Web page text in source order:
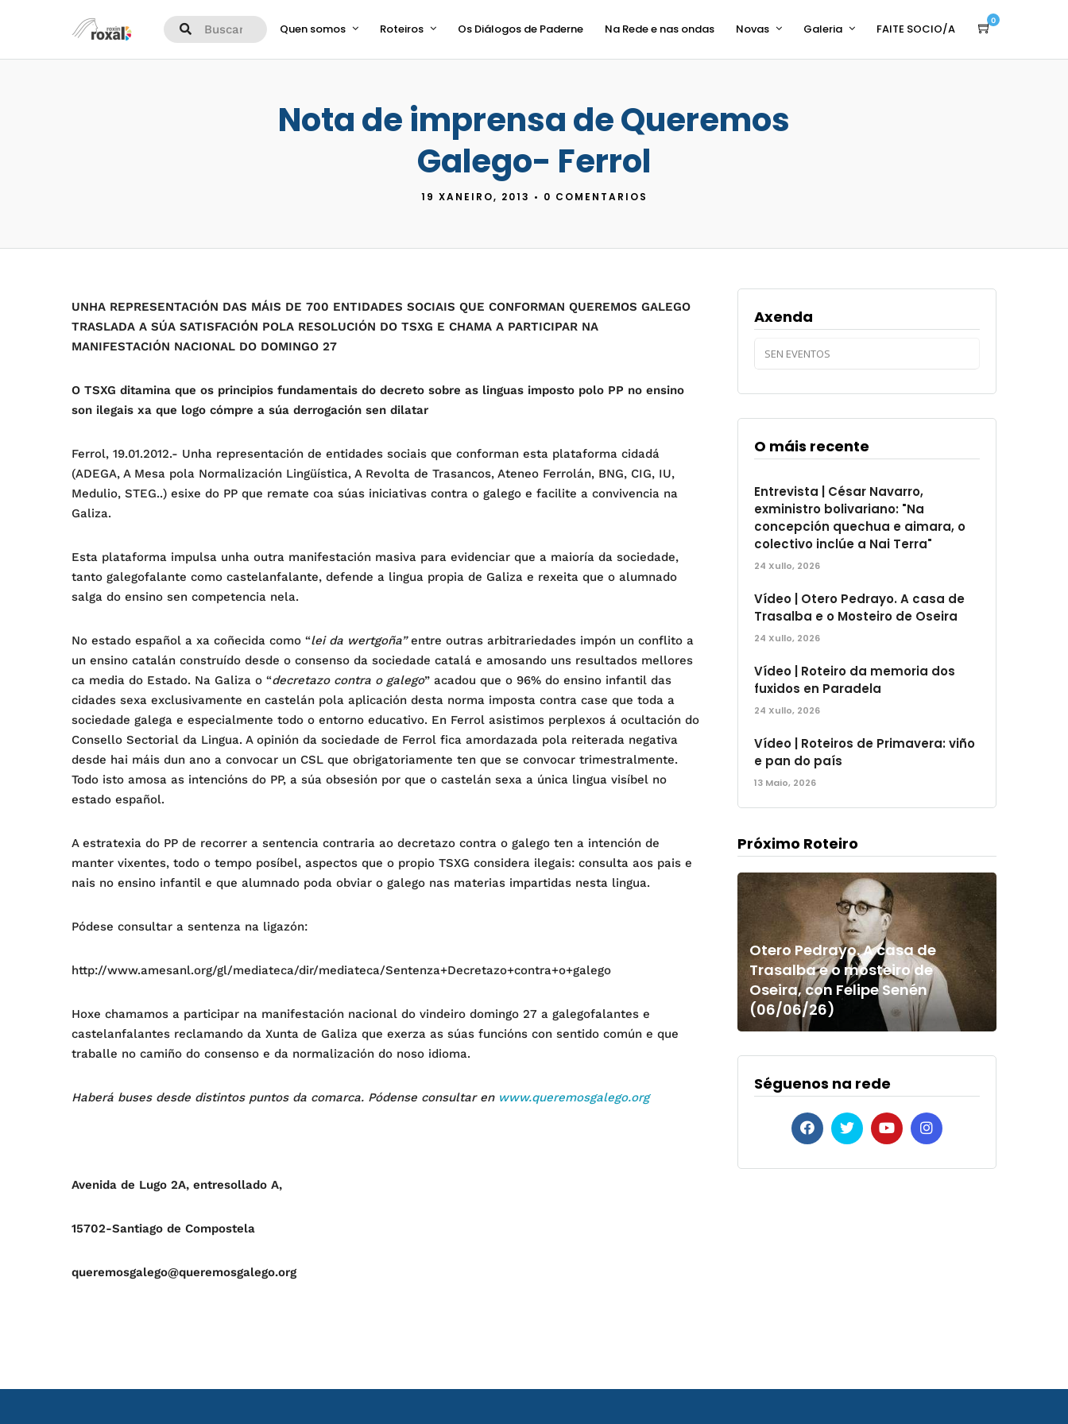
Quen somos Roteiros Os Diálogos de Paderne Na Rede e nas ondas Novas Galeria FAITE SOCIO/A
0
Nota de imprensa de Queremos
Galego- Ferrol
19 XANEIRO, 2013 • 0 COMENTARIOS
UNHA REPRESENTACIÓN DAS MÁIS DE 700 ENTIDADES SOCIAIS QUE CONFORMAN QUEREMOS GALEGO
TRASLADA A SÚA SATISFACIÓN POLA RESOLUCIÓN DO TSXG E CHAMA A PARTICIPAR NA
MANIFESTACIÓN NACIONAL DO DOMINGO 27
O TSXG ditamina que os principios fundamentais do decreto sobre as linguas imposto polo PP no ensino
son ilegais xa que logo cómpre a súa derrogación sen dilatar
Ferrol, 19.01.2012.- Unha representación de entidades sociais que conforman esta plataforma cidadá
(ADEGA, A Mesa pola Normalización Lingüística, A Revolta de Trasancos, Ateneo Ferrolán, BNG, CIG, IU,
Medulio, STEG..) esixe do PP que remate coa súas iniciativas contra o galego e facilite a convivencia na
Galiza.
Esta plataforma impulsa unha outra manifestación masiva para evidenciar que a maioría da sociedade,
tanto galegofalante como castelanfalante, defende a lingua propia de Galiza e rexeita que o alumnado
salga do ensino sen competencia nela.
No estado español a xa coñecida como “lei da wertgoña”entre outras arbitrariedades impón un conflito a
un ensino catalán construído desde o consenso da sociedade catalá e amosando uns resultados mellores
ca media do Estado. Na Galiza o “decretazo contra o galego” acadou que o 96% do ensino infantil das
cidades sexa exclusivamente en castelán pola aplicación desta norma imposta contra case que toda a
sociedade galega e especialmente todo o entorno educativo. En Ferrol asistimos perplexos á ocultación do
Consello Sectorial da Lingua. A opinión da sociedade de Ferrol fica amordazada pola reiterada negativa
desde hai máis dun ano a convocar un CSL que obrigatoriamente ten que se convocar trimestralmente.
Todo isto amosa as intencións do PP, a súa obsesión por que o castelán sexa a única lingua visíbel no
estado español.
A estratexia do PP de recorrer a sentencia contraria ao decretazo contra o galego ten a intención de
manter vixentes, todo o tempo posíbel, aspectos que o propio TSXG considera ilegais: consulta aos pais e
nais no ensino infantil e que alumnado poda obviar o galego nas materias impartidas nesta lingua.
Pódese consultar a sentenza na ligazón:
http://www.amesanl.org/gl/mediateca/dir/mediateca/Sentenza+Decretazo+contra+o+galego
Hoxe chamamos a participar na manifestación nacional do vindeiro domingo 27 a galegofalantes e
castelanfalantes reclamando da Xunta de Galiza que exerza as súas funcións con sentido común e que
traballe no camiño do consenso e da normalización do noso idioma.
Haberá buses desde distintos puntos da comarca. Pódense consultar en www.queremosgalego.org
Avenida de Lugo 2A, entresollado A,
15702-Santiago de Compostela
queremosgalego@queremosgalego.org
Axenda
SEN EVENTOS
O máis recente
Entrevista | César Navarro,
exministro bolivariano: "Na
concepción quechua e aimara, o
colectivo inclúe a Nai Terra"
24 Xullo, 2026
Vídeo | Otero Pedrayo. A casa de
Trasalba e o Mosteiro de Oseira
24 Xullo, 2026
Vídeo | Roteiro da memoria dos
fuxidos en Paradela
24 Xullo, 2026
Vídeo | Roteiros de Primavera: viño
e pan do país
13 Maio, 2026
Próximo Roteiro
Otero Pedrayo. A casa de
Trasalba e o mosteiro de
Oseira, con Felipe Senén
(06/06/26)
Séguenos na rede